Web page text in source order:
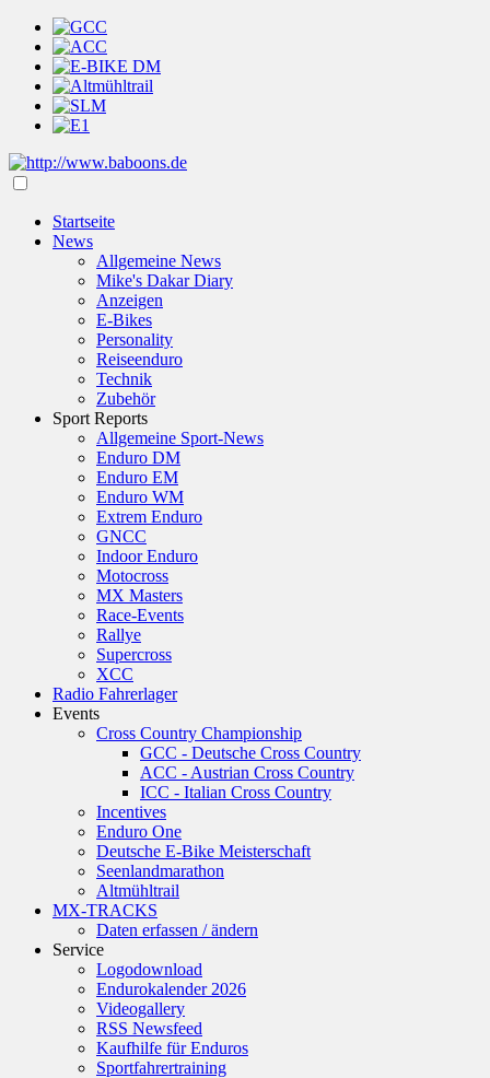
Startseite
News
Allgemeine News
Mike's Dakar Diary
Anzeigen
E-Bikes
Personality
Reiseenduro
Technik
Zubehör
Sport Reports
Allgemeine Sport-News
Enduro DM
Enduro EM
Enduro WM
Extrem Enduro
GNCC
Indoor Enduro
Motocross
MX Masters
Race-Events
Rallye
Supercross
XCC
Radio Fahrerlager
Events
Cross Country Championship
GCC - Deutsche Cross Country
ACC - Austrian Cross Country
ICC - Italian Cross Country
Incentives
Enduro One
Deutsche E-Bike Meisterschaft
Seenlandmarathon
Altmühltrail
MX-TRACKS
Daten erfassen / ändern
Service
Logodownload
Endurokalender 2026
Videogallery
RSS Newsfeed
Kaufhilfe für Enduros
Sportfahrertraining